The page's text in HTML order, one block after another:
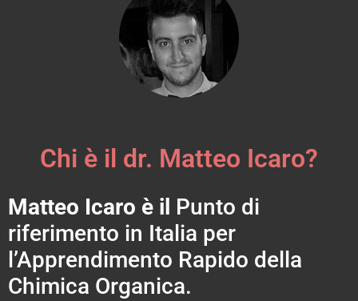
Chi è il dr. Matteo Icaro?
Matteo Icaro è il Punto di
riferimento in Italia per
l’Apprendimento Rapido della
Chimica Organica.